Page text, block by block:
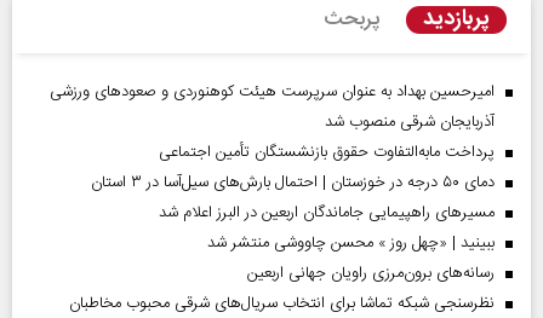
پربازدید پربحث
امیرحسین بهداد به عنوان سرپرست هیئت کوهنوردی و صعودهای ورزشی
آذربایجان شرقی منصوب شد
پرداخت مابه‌التفاوت حقوق بازنشستگان تأمین اجتماعی
دمای ۵۰ درجه در خوزستان | احتمال بارش‌های سیل‌آسا در ۳ استان
مسیر‌های راهپیمایی جاماندگان اربعین در البرز اعلام شد
ببینید | «چهل روز » محسن چاووشی منتشر شد
رسانه‌های برون‌مرزی راویان جهانی اربعین
نظرسنجی شبکه تماشا برای انتخاب سریال‌های شرقی محبوب مخاطبان